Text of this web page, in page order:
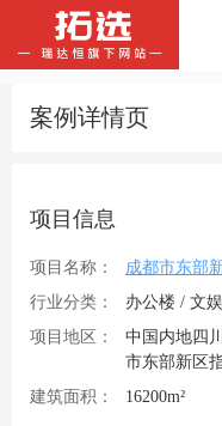
案例详情页
项目信息
项目名称：
成都市东部
行业分类：
办公楼 / 文
项目地区：
中国内地四
市东部新区
建筑面积：
16200m²